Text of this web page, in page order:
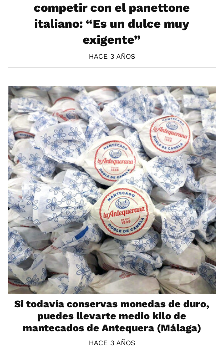
competir con el panettone
italiano: “Es un dulce muy
exigente”
HACE 3 AÑOS
Si todavía conservas monedas de duro,
puedes llevarte medio kilo de
mantecados de Antequera (Málaga)
HACE 3 AÑOS